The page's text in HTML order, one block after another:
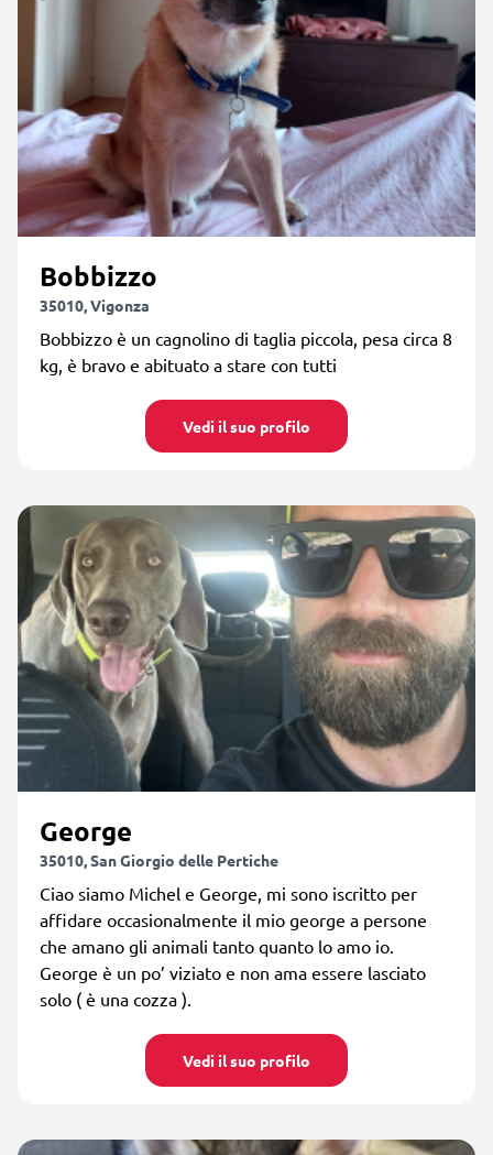
Bobbizzo
35010, Vigonza
Bobbizzo è un cagnolino di taglia piccola, pesa circa 8
kg, è bravo e abituato a stare con tutti
Vedi il suo profilo
George
35010, San Giorgio delle Pertiche
Ciao siamo Michel e George, mi sono iscritto per
affidare occasionalmente il mio george a persone
che amano gli animali tanto quanto lo amo io.
George è un po’ viziato e non ama essere lasciato
solo ( è una cozza ).
Vedi il suo profilo